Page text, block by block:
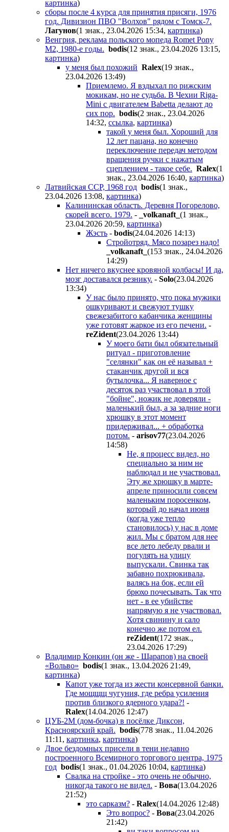
картинка)
сборы после 4 курса для принятия присяги, 1976
год. Дивизион ПВО "Волхов" рядом с Томск-7.
Лaгyнoв(1 знак., 23.04.2026 15:34, картинка)
Венгрия, реклама польского мопеда Romet Pony
M2, 1980-е годы. bodis(12 знак., 23.04.2026 13:15,
картинка)
у меня был похожий Ralex(19 знак.,
23.04.2026 13:49)
Приемлемо. Я вздыхал по рижским
мокикам, но не судьба. В Чехии Riga-
Mini с двигателем Babetta делают до
сих пор. bodis(2 знак., 23.04.2026
14:32, ссылка, картинка)
такой у меня был. Хороший для
12 лет пацана, но конечно
переключение передач методом
вращения ручки с нажатым
сцеплением - такое себе. Ralex(1
знак., 23.04.2026 16:40, картинка)
Латвийская ССР, 1968 год bodis(1 знак.,
23.04.2026 13:08, картинка)
Калининская область. Деревня Погорелово,
скорей всего. 1979. - _volkanaft_ (1 знак.,
23.04.2026 20:59, картинка)
Жэсть - bodis(24.04.2026 14:13)
Стройотряд. Мясо позарез надо!
_volkanaft_ (153 знак., 24.04.2026
14:29)
Нет ничего вкуснее кровяной колбасы! И да,
мозг доставался резнику. - Solo(23.04.2026
13:34)
У нас было принято, что пока мужики
ошкуривают и свежуют тушку
свежезабитого кабанчика женщины
уже готовят жаркое из его печени. -
reZident(23.04.2026 13:44)
У моего бати был обязательный
ритуал - приготовление
"селянки" как он её называл +
стаканчик другой и вся
бутылочка... Я наверное с
десяток раз участвовал в этой
"бойне", ножик не доверяли -
маленький был, а за задние ноги
хрюшку в этот момент
придерживал... + обработка
потом. - arisov77(23.04.2026
14:58)
Не, я процесс видел, но
специально за ним не
наблюдал и не участвовал.
Эту же хрюшку в марте-
апреле приносили совсем
маленьким поросенком,
который до начал июня
(когда уже тепло
становилось) у нас в доме
жил. Мы с братом для нее
все лето лебеду рвали и
погулять на улицу
выпускали. Свинка так
забавно похрюкивала,
валясь на бок, если ей
брюхо почесывать. Так что
нет - в ее убийстве
напрямую я не участвовал.
Хотя свинину и сало
конечно же потом ел.
reZident(172 знак.,
23.04.2026 17:29)
Владимир Конкин (он же - Шарапов) на своей
«Вольво» bodis(1 знак., 13.04.2026 21:49,
картинка)
Капот уже тогда из жести консервной банки.
Где мощщщ чугуния, где ребра усиления
против близкого ядерного удара?! -
Ralex(14.04.2026 12:47)
ЦУБ-2М (дом-бочка) в посёлке Диксон,
Красноярский край. bodis(778 знак., 11.04.2026
11:11 , картинка, картинка)
Двое бездомных присели в тени недавно
построенного Всемирного торгового центра, 1975
год bodis(1 знак., 01.04.2026 10:04, картинка)
Свалка на стройке - это очень не обычно,
никогда такого не видел. - Boвa(13.04.2026
21:52)
это сарказм? - Ralex(14.04.2026 12:48)
Это вопрос? - Boвa(23.04.2026
21:42)